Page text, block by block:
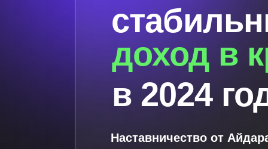
доход в
в 2024
Наставничество от